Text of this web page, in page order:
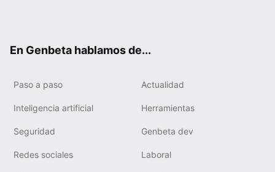
En Genbeta hablamos de...
Paso a paso Actualidad
Inteligencia artificial Herramientas
Seguridad Genbeta dev
Redes sociales Laboral